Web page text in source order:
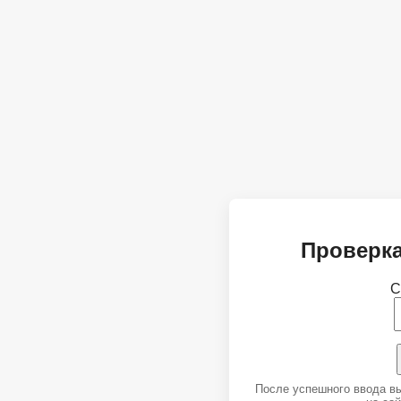
После успешного ввода